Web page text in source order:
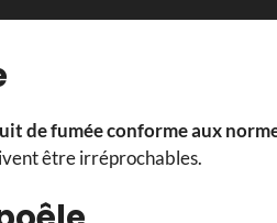
de fumée conforme aux
être irréprochables.